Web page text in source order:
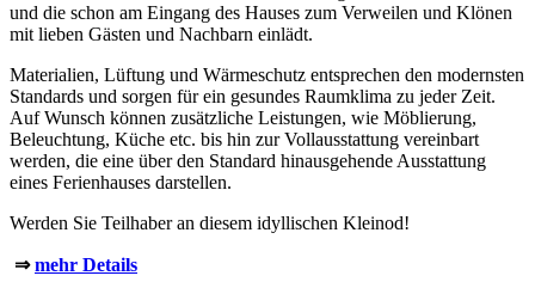
und die schon am Eingang des Hauses zum Verweilen und Klönen
mit lieben Gästen und Nachbarn einlädt.
Materialien, Lüftung und Wärmeschutz entsprechen den modernsten
Standards und sorgen für ein gesundes Raumklima zu jeder Zeit.
Auf Wunsch können zusätzliche Leistungen, wie Möblierung,
Beleuchtung, Küche etc. bis hin zur Vollausstattung vereinbart
werden, die eine über den Standard hinausgehende Ausstattung
eines Ferienhauses darstellen.
Werden Sie Teilhaber an diesem idyllischen Kleinod!
⇒mehr Details